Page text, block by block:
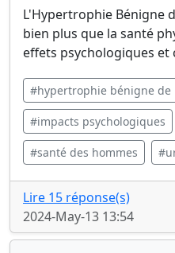
L'Hypertrophie Bénigne
bien plus que la santé
effets psychologiques et
#hypertrophie bénigne de
#impacts psychologiques
#santé des hommes
Lire 15 réponse(s)
2024-May-13 13:54